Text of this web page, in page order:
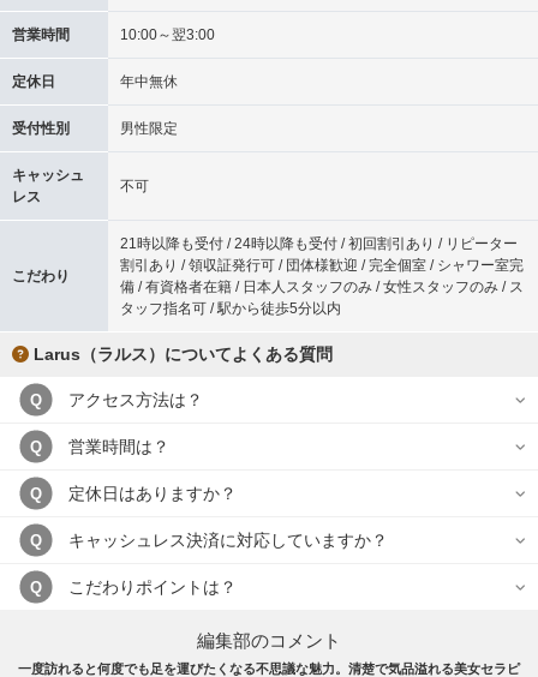
営業時間 10:00～翌3:00
定休日 年中無休
受付性別 男性限定
キャッシュ
レス
不可
こだわり
21時以降も受付 / 24時以降も受付 / 初回割引あり / リピーター
割引あり / 領収証発行可 / 団体様歓迎 / 完全個室 / シャワー室完
備 / 有資格者在籍 / 日本人スタッフのみ / 女性スタッフのみ / ス
タッフ指名可 / 駅から徒歩5分以内
Larus（ラルス）についてよくある質問
Q アクセス方法は？
Q 営業時間は？
Q 定休日はありますか？
Q キャッシュレス決済に対応していますか？
Q こだわりポイントは？
編集部のコメント
一度訪れると何度でも足を運びたくなる不思議な魅力。清楚で気品溢れる美女セラピ